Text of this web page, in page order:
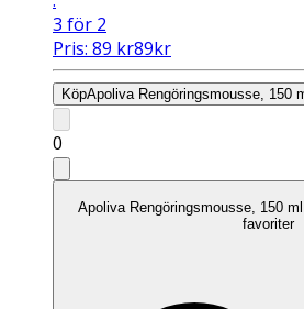
3 för 2
Pris: 89 kr89kr
KöpApoliva Rengöringsmousse, 150
0
Apoliva Rengöringsmousse, 150
favoriter